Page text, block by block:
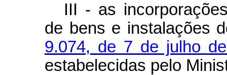
III - as
de bens e instalações
9.074, de 7 de julho
estabelecidas pelo